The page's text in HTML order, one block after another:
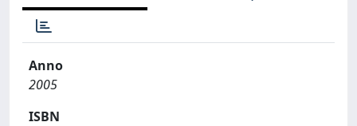
Anno
2005
ISBN